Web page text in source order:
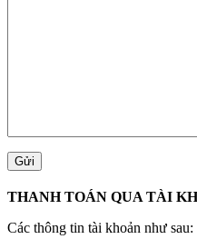
THANH TOÁN QUA TÀI
Các thông tin tài khoản như sau: